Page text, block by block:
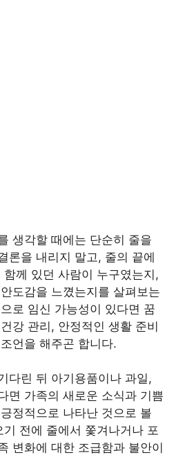
생각할 때에는 단순히 줄을
론을 내리지 말고, 줄의 끝에
께 있던 사람이 누구였는지,
도감을 느꼈는지를 살펴보는
로 임신 가능성이 있다면 꿈
강 관리, 안정적인 생활 준비
언을 해주곤 합니다.
다린 뒤 아기용품이나 과일,
면 가족의 새로운 소식과 기쁨
정적으로 나타난 것으로 볼
전에 줄에서 쫓겨나거나 포
변화에 대한 조급함과 불안이